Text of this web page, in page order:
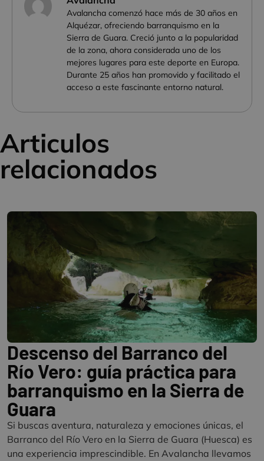
Avalancha comenzó hace más de 30 años en
Alquézar, ofreciendo barranquismo en la
Sierra de Guara. Creció junto a la popularidad
de la zona, ahora considerada uno de los
mejores lugares para este deporte en Europa.
Durante 25 años han promovido y facilitado el
acceso a este fascinante entorno natural.
Articulos
relacionados
Descenso del Barranco del
Río Vero: guía práctica para
barranquismo en la Sierra de
Guara
Si buscas aventura, naturaleza y emociones únicas, el
Barranco del Río Vero en la Sierra de Guara (Huesca) es
una experiencia imprescindible. En Avalancha llevamos